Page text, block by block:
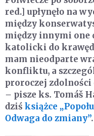
red.] upłynęło na
między
między innymi one
katolicki do
mam nieodparte
konfliktu, a
proroczej zdolności
– pisze ks. Tomáš
dziś książce
Odwaga do zmiany”.